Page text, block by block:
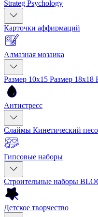
Strateg Psychology
Карточки аффирмаций
Алмазная мозаика
Размер 10x15 Размер 18x18
Антистресс
Слаймы Кинетический
Гипсовые наборы
Строительные наборы
Детское творчество